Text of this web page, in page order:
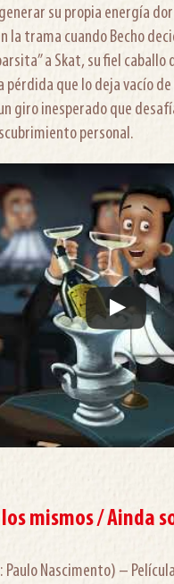
su propia energía
la trama cuando Becho
a Skat, su fiel
pérdida que lo deja vacío
giro inesperado que
personal.
mismos / Ainda
Paulo Nascimento) –